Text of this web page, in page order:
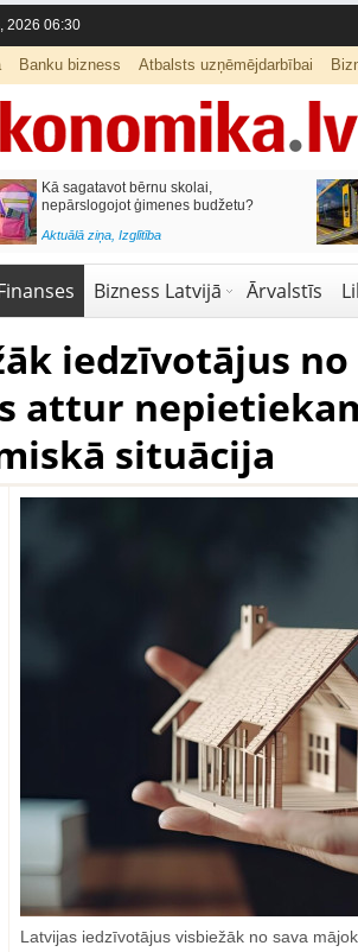
2026 06:30
Banku bizness Atbalsts uzņēmējdarbībai
Kā sagatavot bērnu skolai,
nepārslogojot ģimenes budžetu?
Aktuālā ziņa, Izglītība
Bizness Latvijā Ārvalstīs
iedzīvotājus
attur
situācija
Latvijas iedzīvotājus visbiežāk no sava